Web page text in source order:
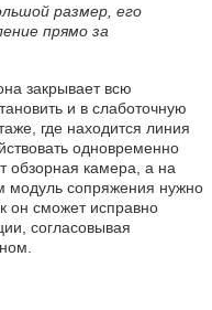
размер, его
прямо за
закрывает всю
и в слаботочную
где находится линия
одновременно
обзорная камера, а на
модуль сопряжения нужно
он сможет исправно
согласовывая